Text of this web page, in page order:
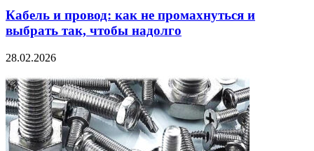
Кабель и провод: как не промахнуться и
выбрать так, чтобы надолго
28.02.2026